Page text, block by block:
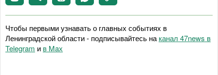
Чтобы первыми узнавать о главных событиях в
Ленинградской области - подписывайтесь на канал 47news в
Telegram и в Maх